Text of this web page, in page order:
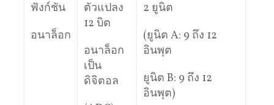
ฟังก์ชัน
อนาล็อก
ตัวแปลง
12 บิต
อนาล็อก
เป็น
ดิจิตอล
2 ยูนิต
(ยูนิต A: 9 ถึง 12
อินพุต
ยูนิต B: 9 ถึง 12
อินพุต)